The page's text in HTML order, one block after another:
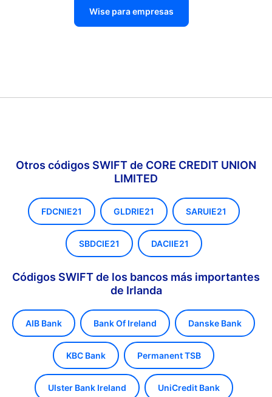
Wise para empresas
Otros códigos SWIFT de CORE CREDIT UNION
LIMITED
FDCNIE21 GLDRIE21 SARUIE21
SBDCIE21 DACIIE21
Códigos SWIFT de los bancos más importantes
de Irlanda
AIB Bank Bank Of Ireland Danske Bank
KBC Bank Permanent TSB
Ulster Bank Ireland UniCredit Bank